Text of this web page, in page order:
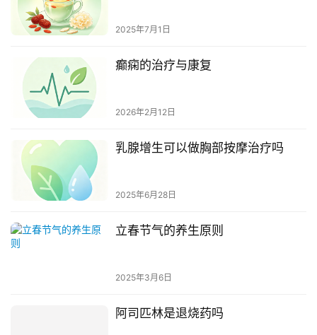
2025年7月1日
癫痫的治疗与康复
2026年2月12日
乳腺增生可以做胸部按摩治疗吗
2025年6月28日
立春节气的养生原则
2025年3月6日
阿司匹林是退烧药吗